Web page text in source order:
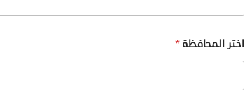
اختر المحافظة*